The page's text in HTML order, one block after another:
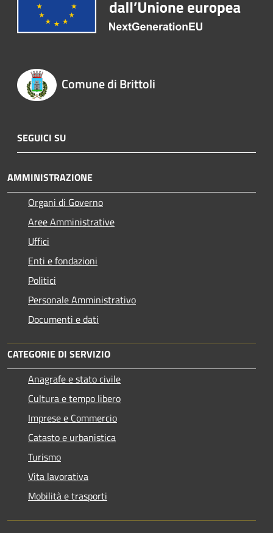
Comune di Brittoli
SEGUICI SU
AMMINISTRAZIONE
Organi di Governo
Aree Amministrative
Uffici
Enti e fondazioni
Politici
Personale Amministrativo
Documenti e dati
CATEGORIE DI SERVIZIO
Anagrafe e stato civile
Cultura e tempo libero
Imprese e Commercio
Catasto e urbanistica
Turismo
Vita lavorativa
Mobilità e trasporti